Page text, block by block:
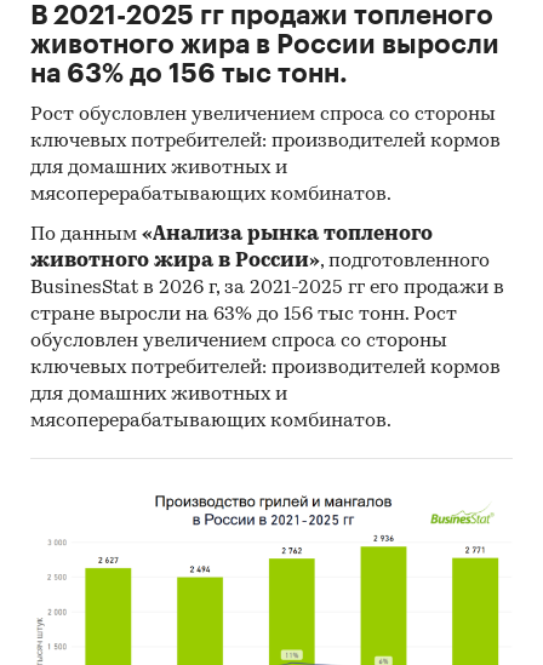
В 2021-2025 гг продажи топленого
животного жира в России выросли
на 63% до 156 тыс тонн.
Рост обусловлен увеличением спроса со стороны
ключевых потребителей: производителей кормов
для домашних животных и
мясоперерабатывающих комбинатов.
По данным «Анализа рынка топленого
животного жира в России», подготовленного
BusinesStat в 2026 г, за 2021-2025 гг его продажи в
стране выросли на 63% до 156 тыс тонн. Рост
обусловлен увеличением спроса со стороны
ключевых потребителей: производителей кормов
для домашних животных и
мясоперерабатывающих комбинатов.